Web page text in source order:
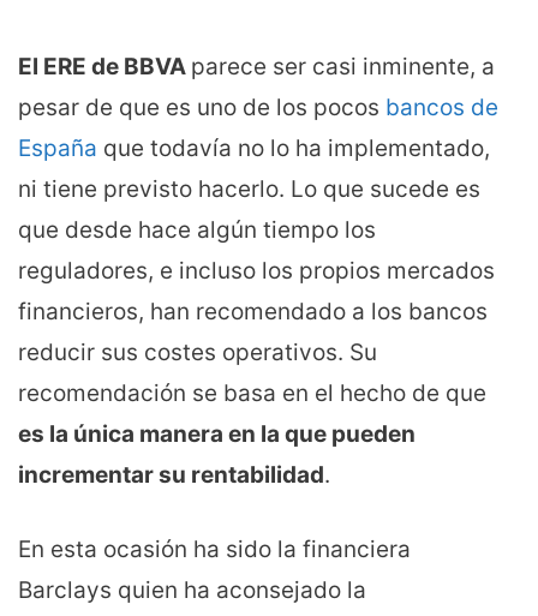
El ERE de BBVA parece ser casi inminente, a
pesar de que es uno de los pocos bancos de
España que todavía no lo ha implementado,
ni tiene previsto hacerlo. Lo que sucede es
que desde hace algún tiempo los
reguladores, e incluso los propios mercados
financieros, han recomendado a los bancos
reducir sus costes operativos. Su
recomendación se basa en el hecho de que
es la única manera en la que pueden
incrementar su rentabilidad.
En esta ocasión ha sido la financiera
Barclays quien ha aconsejado la